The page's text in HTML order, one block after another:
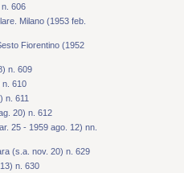
606
Milano (1953 feb.
Fiorentino (1952
n. 609
n. 610
n. 611
20) n. 612
25 - 1959 ago. 12) nn.
(s.a. nov. 20) n. 629
n. 630